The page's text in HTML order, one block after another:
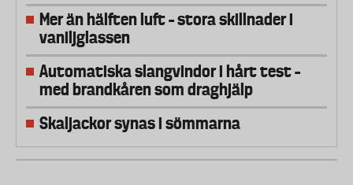
Mer än hälften luft – stora skillnader i
vaniljglassen
Automatiska slangvindor i hårt test –
med brandkåren som draghjälp
Skaljackor synas i sömmarna